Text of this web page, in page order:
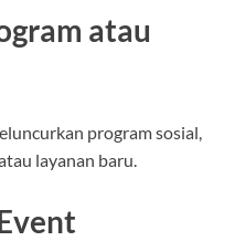
atau
program sosial,
layanan baru.